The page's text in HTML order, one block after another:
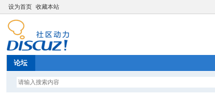
设为首页 收藏本站
论坛